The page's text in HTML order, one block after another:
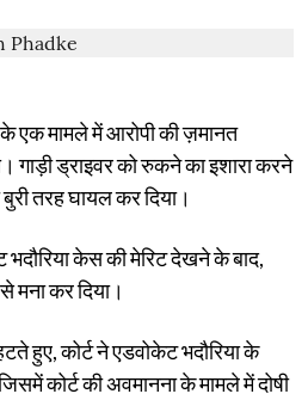
के एक मामले में आरोपी की ज़मानत
गाड़ी ड्राइवर को रुकने का इशारा करने
तरह घायल कर दिया।
केस की मेरिट देखने के बाद,
मना कर दिया।
हुए, कोर्ट ने एडवोकेट भदौरिया के
कोर्ट की अवमानना ​​के मामले में दोषी